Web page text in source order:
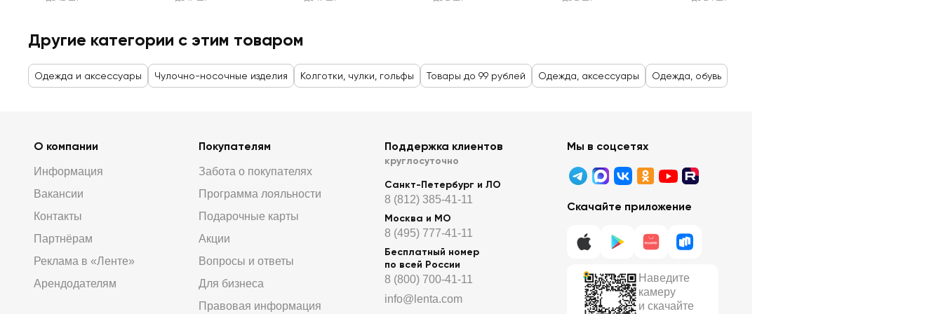
Другие категории с этим товаром
Одежда и аксессуары Чулочно-носочные изделия Колготки, чулки, гольфы Товары до 99 рублей Одежда, аксессуары Одежда, обувь
О компании
Информация
Вакансии
Контакты
Партнёрам
Реклама в «Ленте»
Арендодателям
Покупателям
Забота о покупателях
Программа лояльности
Подарочные карты
Акции
Вопросы и ответы
Для бизнеса
Правовая информация
Поддержка клиентов
круглосуточно
Санкт-Петербург и ЛО
8 (812) 385-41-11
Москва и МО
8 (495) 777-41-11
Бесплатный номер
по всей России
8 (800) 700-41-11
info@lenta.com
Мы в соцсетях
Скачайте приложение
Наведите
камеру
и скачайте